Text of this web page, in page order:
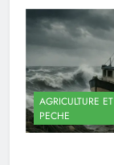
AGRICULTURE ET
PECHE